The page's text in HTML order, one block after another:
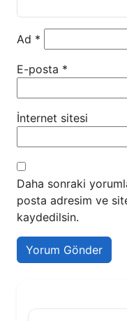
Ad *
E-posta *
İnternet sitesi
Daha sonraki
posta adresim ve
kaydedilsin.